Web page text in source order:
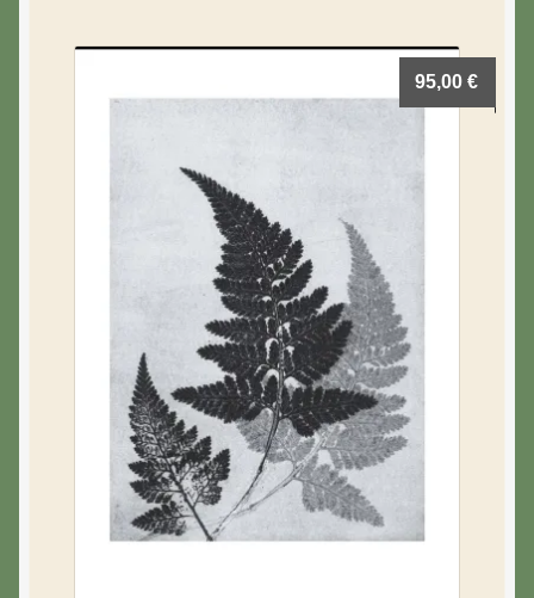
95,00€